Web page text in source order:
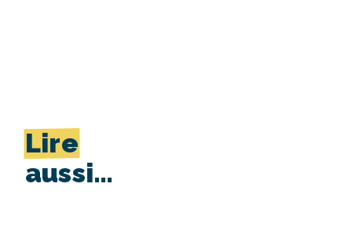
Lire
aussi…